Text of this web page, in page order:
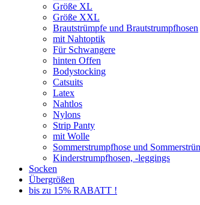
Größe XL
Größe XXL
Brautstrümpfe und Brautstrumpfhosen
mit Nahtoptik
Für Schwangere
hinten Offen
Bodystocking
Catsuits
Latex
Nahtlos
Nylons
Strip Panty
mit Wolle
Sommerstrumpfhose und
Kinderstrumpfhosen, -leggings
Socken
Übergrößen
bis zu 15% RABATT !